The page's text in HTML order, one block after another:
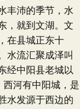
丰沛的季节，水
，就到文湖。文
在县城正东十
水流汇聚成泽叫
经中阳县老城以
西河有中阳城，是
水发源于西边的